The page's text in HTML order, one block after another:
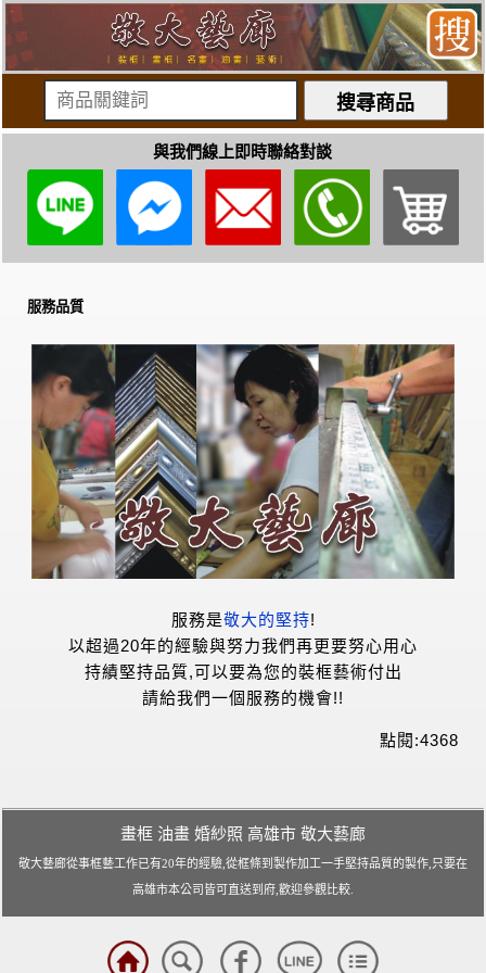
與我們線上即時聯絡對談
畫框 油畫 婚紗照 高雄市 敬大藝廊
敬大藝廊從事框藝工作已有20年的經驗,從框條到製作加工一手堅持品質的製作,只要在
高雄市本公司皆可直送到府,歡迎參觀比較.